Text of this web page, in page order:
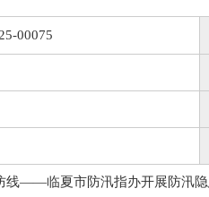
00075
线——临夏市防汛指办开展防汛